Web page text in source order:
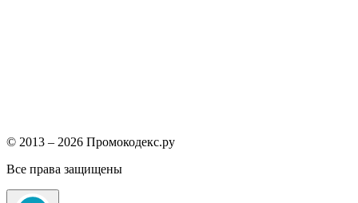
© 2013 – 2026 Промокодекс.ру
Все права защищены